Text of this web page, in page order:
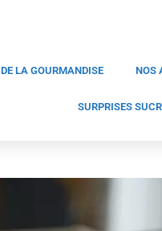
LA GOURMANDISE NOS
SURPRISES